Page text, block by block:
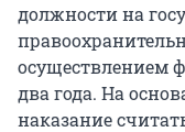
должности на
осуществлением
два года. На
наказание